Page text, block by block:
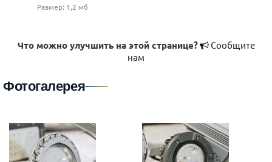
Размер: 1,2 мб
Что можно улучшить на этой странице?
Сообщите
нам
Фотогалерея